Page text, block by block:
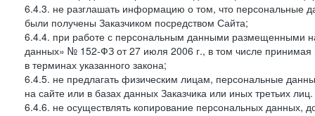
6.4.3. не разглашать информацию о том, что персональные
были получены Заказчиком посредством Сайта;
6.4.4. при работе с персональным данными размещенными
данных» № 152-ФЗ от 27 июля 2006 г., в том числе принимая
в терминах указанного закона;
6.4.5. не предлагать физическим лицам, персональные
на сайте или в базах данных Заказчика или иных третьих лиц.
6.4.6. не осуществлять копирование персональных данных,